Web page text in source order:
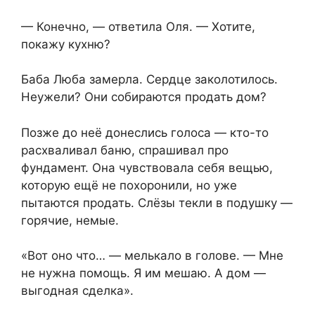
— Конечно, — ответила Оля. — Хотите,
покажу кухню?
Баба Люба замерла. Сердце заколотилось.
Неужели? Они собираются продать дом?
Позже до неё донеслись голоса — кто-то
расхваливал баню, спрашивал про
фундамент. Она чувствовала себя вещью,
которую ещё не похоронили, но уже
пытаются продать. Слёзы текли в подушку —
горячие, немые.
«Вот оно что… — мелькало в голове. — Мне
не нужна помощь. Я им мешаю. А дом —
выгодная сделка».